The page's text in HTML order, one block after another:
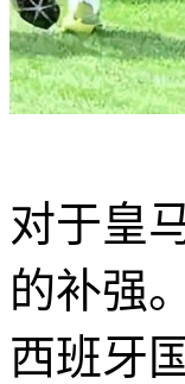
对于皇
的补强
西班牙